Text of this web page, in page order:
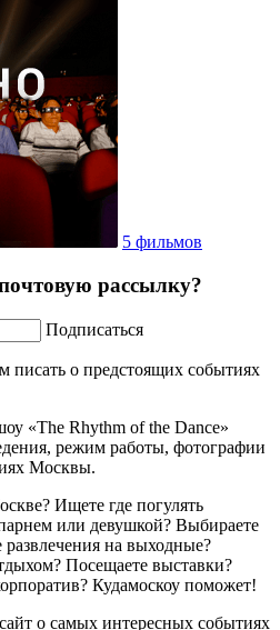
5 фильмов
рассылку?
Подписаться
писать о предстоящих событиях
«The Rhythm of the Dance»
режим работы, фотографии
Москвы.
Ищете где погулять
или девушкой? Выбираете
на выходные?
Посещаете выставки?
Кудамоскоу поможет!
о самых интересных событиях